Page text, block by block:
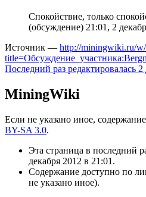
Спокойствие, только
(обсуждение) 21:01, 2
Источник — http://miningwiki.ru/
Последний раз редактировалась 2
MiningWiki
Если не указано иное,
BY-SA 3.0.
Эта страница в последний
декабря 2012 в 21:01.
Содержание доступно по
не указано иное).